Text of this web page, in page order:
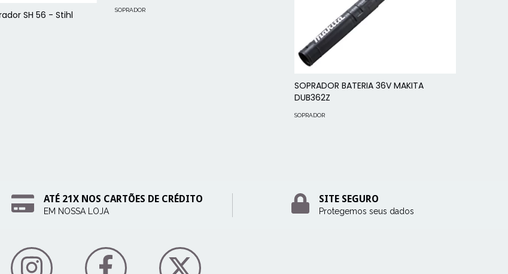
SH 56 - Stihl SOPRADOR
SOPRADOR BATERIA 36V MAKITA
DUB362Z
SOPRADOR
ATÉ 21X NOS CARTÕES DE CRÉDITO
EM NOSSA LOJA
SITE SEGURO
Protegemos seus dados